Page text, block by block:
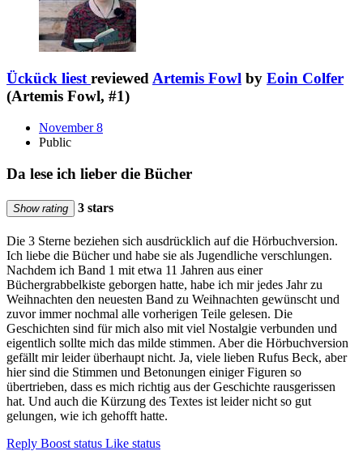
Ückück liest reviewedArtemis Fowl by Eoin Colfer
(Artemis Fowl, #1)
November 8
Public
Da lese ich lieber die Bücher
Show rating 3 stars
Die 3 Sterne beziehen sich ausdrücklich auf die Hörbuchversion.
Ich liebe die Bücher und habe sie als Jugendliche verschlungen.
Nachdem ich Band 1 mit etwa 11 Jahren aus einer
Büchergrabbelkiste geborgen hatte, habe ich mir jedes Jahr zu
Weihnachten den neuesten Band zu Weihnachten gewünscht und
zuvor immer nochmal alle vorherigen Teile gelesen. Die
Geschichten sind für mich also mit viel Nostalgie verbunden und
eigentlich sollte mich das milde stimmen. Aber die Hörbuchversion
gefällt mir leider überhaupt nicht. Ja, viele lieben Rufus Beck, aber
hier sind die Stimmen und Betonungen einiger Figuren so
übertrieben, dass es mich richtig aus der Geschichte rausgerissen
hat. Und auch die Kürzung des Textes ist leider nicht so gut
gelungen, wie ich gehofft hatte.
Reply Boost status Like status